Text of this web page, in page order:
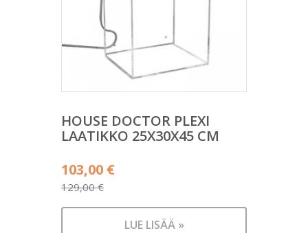
HOUSE DOCTOR PLEXI
LAATIKKO 25X30X45 CM
129,00€
Alkuperäinen
hinta
oli:
103,00 €
Nykyinen
LUE LISÄÄ »